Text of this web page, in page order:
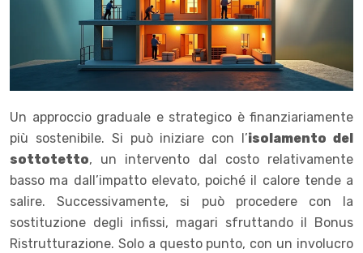
Un approccio graduale e strategico è finanziariamente
più sostenibile. Si può iniziare con l’isolamento del
sottotetto, un intervento dal costo relativamente
basso ma dall’impatto elevato, poiché il calore tende a
salire. Successivamente, si può procedere con la
sostituzione degli infissi, magari sfruttando il Bonus
Ristrutturazione. Solo a questo punto, con un involucro